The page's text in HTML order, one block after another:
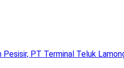
Pesisir, PT Terminal Teluk